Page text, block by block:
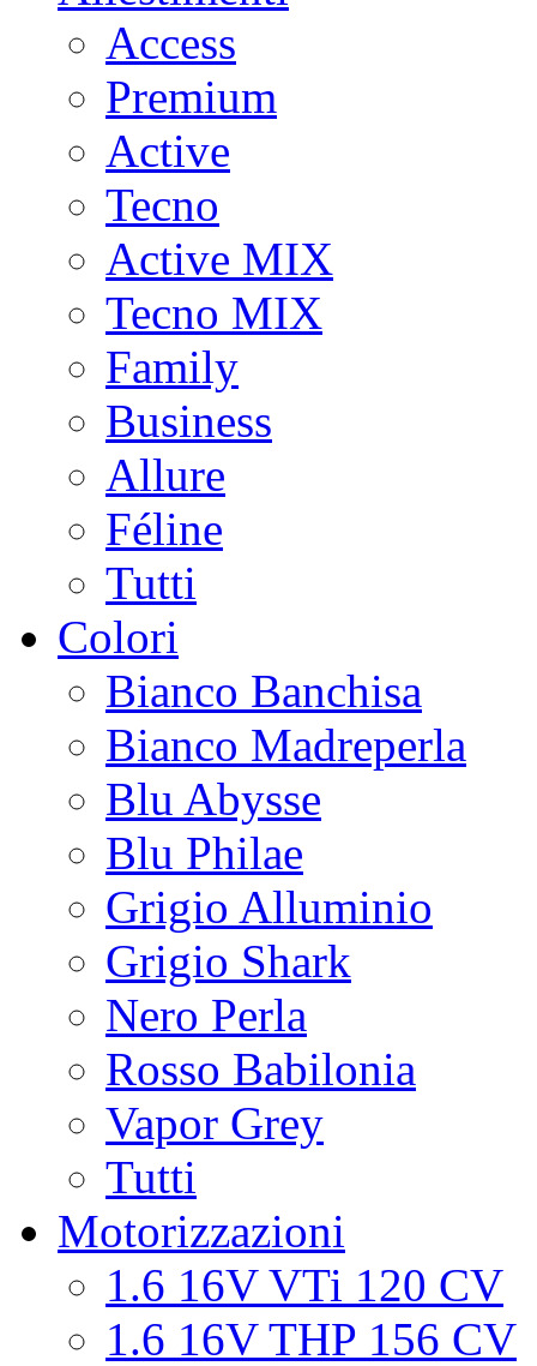
Access
Premium
Active
Tecno
Active MIX
Tecno MIX
Family
Business
Allure
Féline
Tutti
Colori
Bianco Banchisa
Bianco Madreperla
Blu Abysse
Blu Philae
Grigio Alluminio
Grigio Shark
Nero Perla
Rosso Babilonia
Vapor Grey
Tutti
Motorizzazioni
1.6 16V VTi 120 CV
1.6 16V THP 156 CV